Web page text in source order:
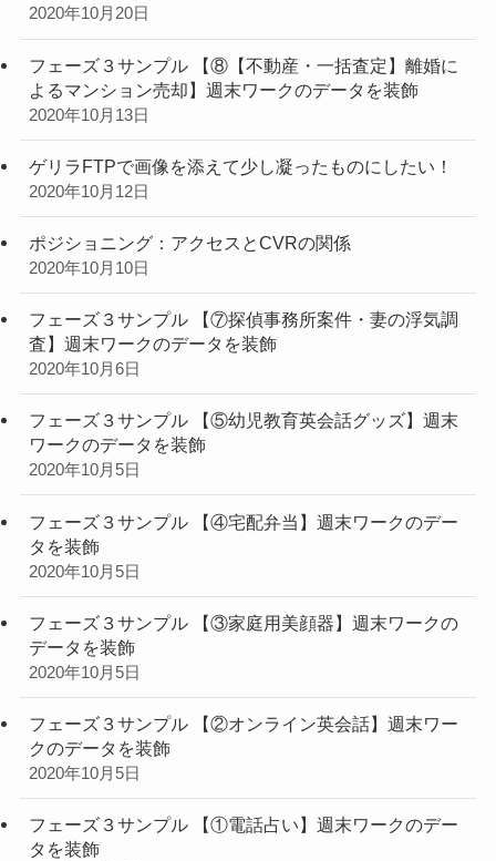
2020年10月20日
フェーズ３サンプル 【⑧【不動産・一括査定】離婚に
よるマンション売却】週末ワークのデータを装飾
2020年10月13日
ゲリラFTPで画像を添えて少し凝ったものにしたい！
2020年10月12日
ポジショニング：アクセスとCVRの関係
2020年10月10日
フェーズ３サンプル 【⑦探偵事務所案件・妻の浮気調
査】週末ワークのデータを装飾
2020年10月6日
フェーズ３サンプル 【⑤幼児教育英会話グッズ】週末
ワークのデータを装飾
2020年10月5日
フェーズ３サンプル 【④宅配弁当】週末ワークのデー
タを装飾
2020年10月5日
フェーズ３サンプル 【③家庭用美顔器】週末ワークの
データを装飾
2020年10月5日
フェーズ３サンプル 【②オンライン英会話】週末ワー
クのデータを装飾
2020年10月5日
フェーズ３サンプル 【①電話占い】週末ワークのデー
タを装飾